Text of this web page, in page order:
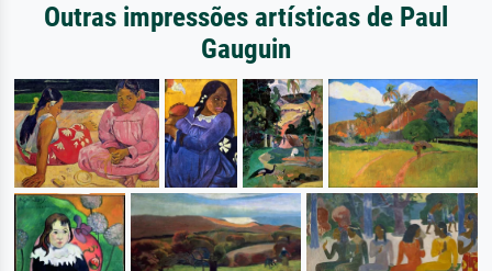
Outras impressões artísticas de Paul
Gauguin